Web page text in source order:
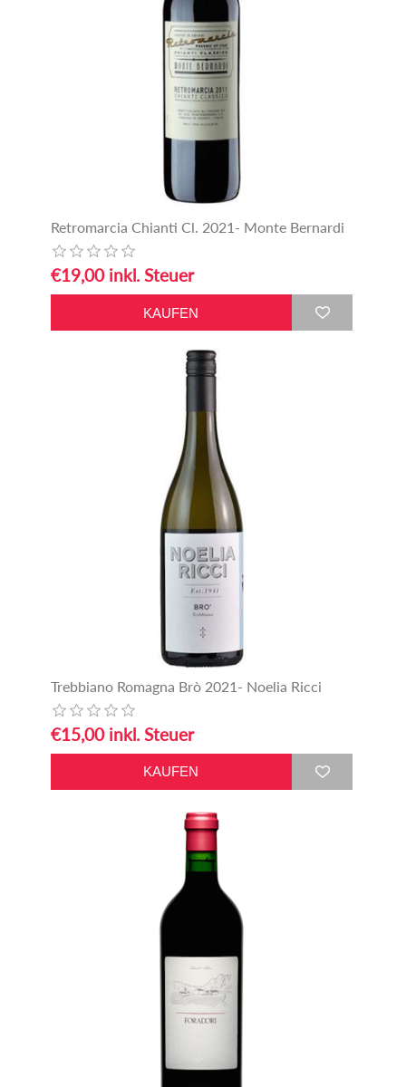
Retromarcia Chianti Cl. 2021- Monte Bernardi
€19,00 inkl. Steuer
Trebbiano Romagna Brò 2021- Noelia Ricci
€15,00 inkl. Steuer